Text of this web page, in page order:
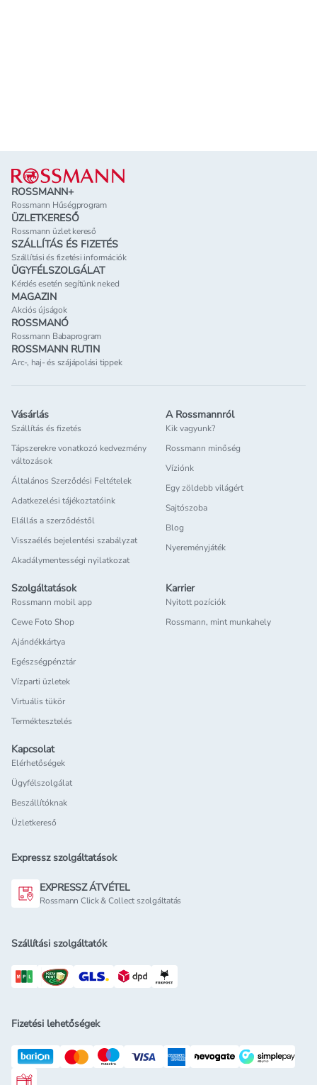
Lábléc
ROSSMANN+
Rossmann Hűségprogram
ÜZLETKERESŐ
Rossmann üzlet kereső
SZÁLLÍTÁS ÉS FIZETÉS
Szállítási és fizetési információk
ÜGYFÉLSZOLGÁLAT
Kérdés esetén segítünk neked
MAGAZIN
Akciós újságok
ROSSMANÓ
Rossmann Babaprogram
ROSSMANN RUTIN
Arc-, haj- és szájápolási tippek
Vásárlás
Szállítás és fizetés
Tápszerekre vonatkozó kedvezmény
változások
Általános Szerződési Feltételek
Adatkezelési tájékoztatóink
Elállás a szerződéstől
Visszaélés bejelentési szabályzat
Akadálymentességi nyilatkozat
A Rossmannról
Kik vagyunk?
Rossmann minőség
Víziónk
Egy zöldebb világért
Sajtószoba
Blog
Nyereményjáték
Szolgáltatások
Rossmann mobil app
Cewe Foto Shop
Ajándékkártya
Egészségpénztár
Vízparti üzletek
Virtuális tükör
Terméktesztelés
Karrier
Nyitott pozíciók
Rossmann, mint munkahely
Kapcsolat
Elérhetőségek
Ügyfélszolgálat
Beszállítóknak
Üzletkereső
Expressz szolgáltatások
EXPRESSZ ÁTVÉTEL
Rossmann Click & Collect szolgáltatás
Szállítási szolgáltatók
Fizetési lehetőségek